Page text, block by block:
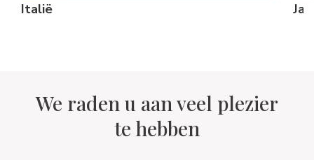
Italië
We raden u aan veel plezier
te hebben